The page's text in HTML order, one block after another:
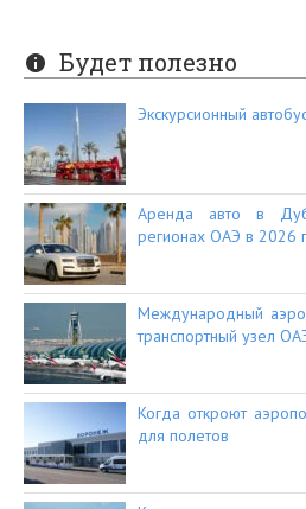
Будет полезно
Экскурсионный
Аренда авто в
регионах ОАЭ в 2026
Международный
транспортный узел
Когда откроют
для полетов